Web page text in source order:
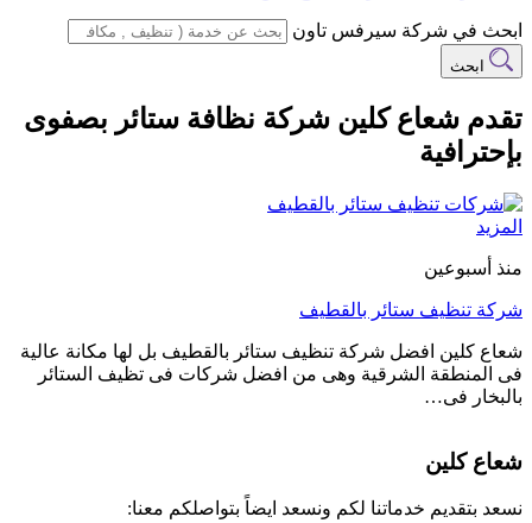
ابحث في شركة سيرفس تاون
ابحث
تقدم شعاع كلين شركة نظافة ستائر بصفوى
بإحترافية
المزيد
منذ أسبوعين
شركة تنظيف ستائر بالقطيف
شعاع كلين افضل شركة تنظيف ستائر بالقطيف بل لها مكانة عالية
فى المنطقة الشرقية وهى من افضل شركات فى تظيف الستائر
بالبخار فى…
شعاع كلين
نسعد بتقديم خدماتنا لكم ونسعد ايضاً بتواصلكم معنا: